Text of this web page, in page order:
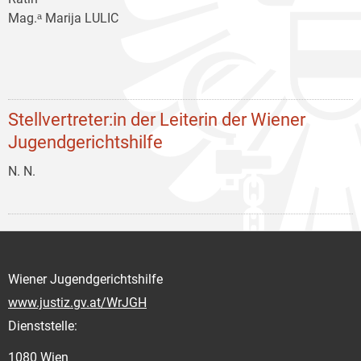
Mag.ᵃ Marija LULIC
Stellvertreter:in der Leiterin der Wiener
Jugendgerichtshilfe
N. N.
Wiener Jugendgerichtshilfe
www.justiz.gv.at/WrJGH
Dienststelle:
1080 Wien